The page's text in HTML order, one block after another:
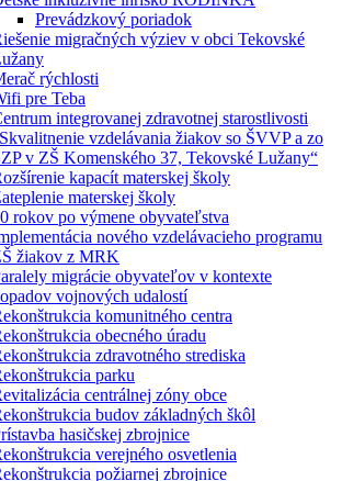
Prevádzkový poriadok
migračných výziev v obci Tekovské
rýchlosti
pre Teba
integrovanej zdravotnej starostlivosti
vzdelávania žiakov so ŠVVP a zo
v ZŠ Komenského 37, Tekovské Lužany“
kapacít materskej školy
materskej školy
rokov po výmene obyvateľstva
nového vzdelávacieho programu
žiakov z MRK
migrácie obyvateľov v kontexte
vojnových udalostí
komunitného centra
obecného úradu
zdravotného strediska
parku
centrálnej zóny obce
budov základných škôl
hasičskej zbrojnice
verejného osvetlenia
požiarnej zbrojnice